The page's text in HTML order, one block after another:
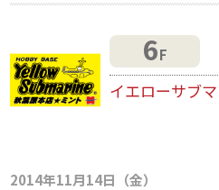
6F
イエローサブ
2014年11月14日（金）